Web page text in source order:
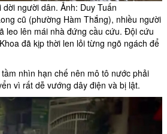
dời người dân. Ảnh: Duy Tuấn
cũ (phường Hàm Thắng), nhiều người
leo lên mái nhà đứng cầu cứu. Đội cứu
đã kịp thời len lỏi từng ngõ ngách để
nhìn hạn chế nên mô tô nước phải
vì rất dễ vướng dây điện và bị lật.